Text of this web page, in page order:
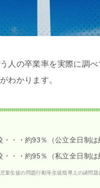
人の卒業率を実際に調べ
わかります。
・・・約93％（公立全日制は
・・・約95％（私立全日制は
童生徒の問題行動等生徒指導上の諸問題